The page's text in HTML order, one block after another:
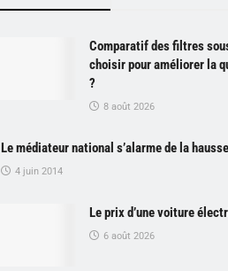
Comparatif des filtres
choisir pour améliorer la
?
8 août 2026
Le médiateur national s’alarme de la
4 juin 2014
Le prix d’une voiture
6 août 2026